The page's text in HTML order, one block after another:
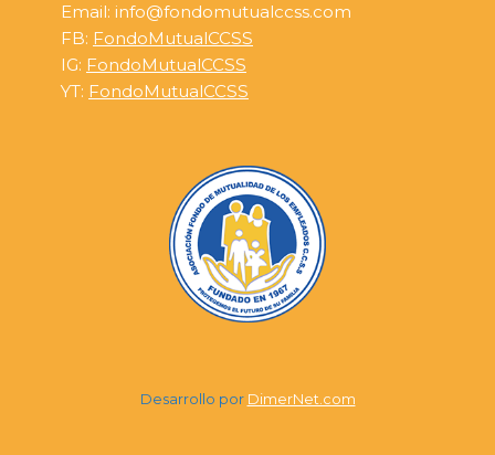
Email: info@fondomutualccss.com
FB: FondoMutualCCSS
IG: FondoMutualCCSS
YT: FondoMutualCCSS
Desarrollo por DimerNet.com